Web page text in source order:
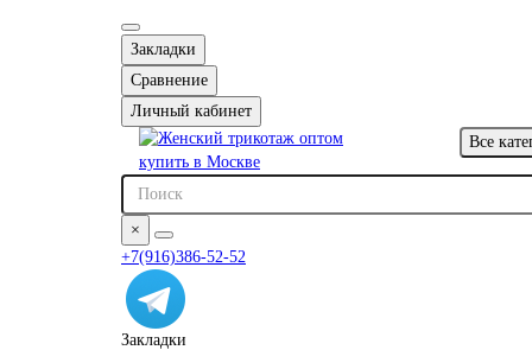
Закладки
Сравнение
Личный кабинет
Все
×
+7(916)386-52-52
Закладки